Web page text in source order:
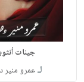
جينات
لـعمرو